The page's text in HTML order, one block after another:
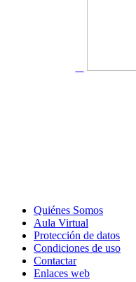
Quiénes Somos
Aula Virtual
Protección de datos
Condiciones de uso
Contactar
Enlaces web